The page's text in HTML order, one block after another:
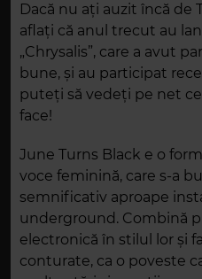
Dacă nu ați auzit încă de
aflați că anul trecut au
„Chrysalis”, care a avut
bune, și au participat
puteți să vedeți pe net
face!
June Turns Black e o
voce feminină, care s-a
semnificativ aproape
underground. Combină
electronică în stilul lor și
conturate, ca o poveste